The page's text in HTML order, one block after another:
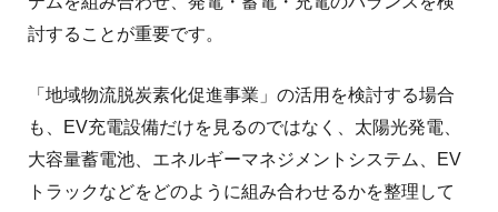
討することが重要です。
「地域物流脱炭素化促進事業」の活用を検討する場合
も、EV充電設備だけを見るのではなく、太陽光発電、
大容量蓄電池、エネルギーマネジメントシステム、EV
トラックなどをどのように組み合わせるかを整理して